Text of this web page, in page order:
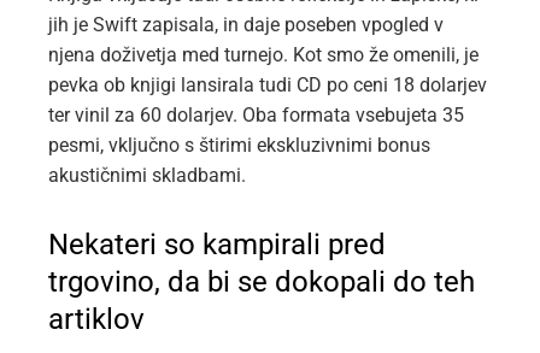
jih je Swift zapisala, in daje poseben vpogled v
njena doživetja med turnejo. Kot smo že omenili, je
pevka ob knjigi lansirala tudi CD po ceni 18 dolarjev
ter vinil za 60 dolarjev. Oba formata vsebujeta 35
pesmi, vključno s štirimi ekskluzivnimi bonus
akustičnimi skladbami.
Nekateri so kampirali pred
trgovino, da bi se dokopali do teh
artiklov